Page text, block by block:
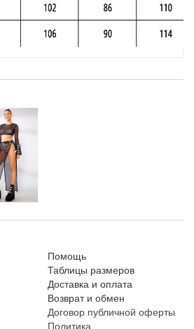
Помощь
Таблицы размеров
Доставка и оплата
Возврат и обмен
Договор публичной оферты
Политика